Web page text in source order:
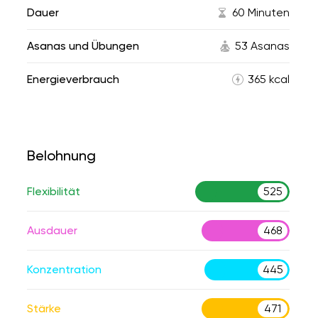
Dauer 60 Minuten
Asanas und Übungen 53 Asanas
Energieverbrauch 365 kcal
Belohnung
Flexibilität 525
Ausdauer 468
Konzentration 445
Stärke 471